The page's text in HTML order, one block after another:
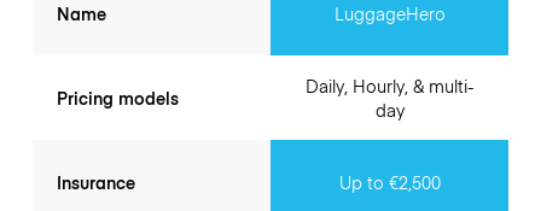
Name
Pricing models
Insurance
LuggageHero
Daily, Hourly, & multi-
day
Up to €2,500